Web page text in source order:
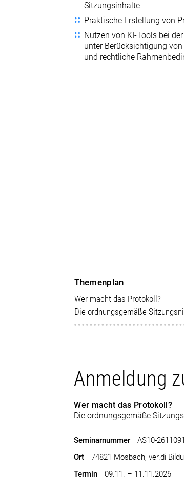
Sitzungsinhalte
Praktische Erstellung von
Nutzen von KI-Tools bei
unter Berücksichtigung von
und rechtliche
Themenplan
Wer macht das Protokoll?
Die ordnungsgemäße
Anmeldung
Wer macht das Protokoll?
Die ordnungsgemäße
Seminarnummer
AS10-2611091
Ort
74821 Mosbach, ver.di
Termin
09.11. – 11.11.2026